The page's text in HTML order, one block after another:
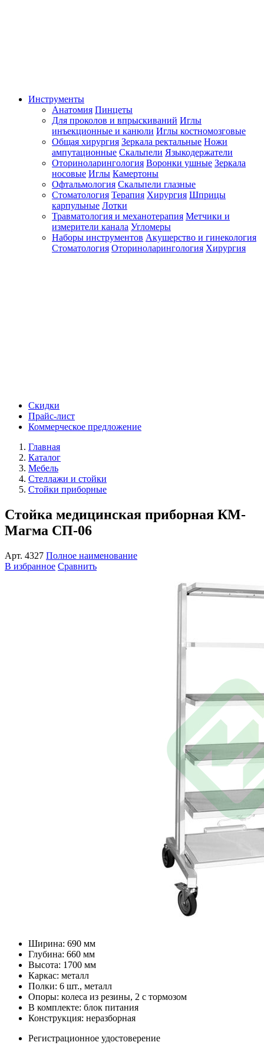
Инструменты
Анатомия Пинцеты
Для проколов и впрыскиваний Иглы
инъекционные и канюли Иглы костномозговые
Общая хирургия Зеркала ректальные Ножи
ампутационные Скальпели Языкодержатели
Оториноларингология Воронки ушные Зеркала
носовые Иглы Камертоны
Офтальмология Скальпели глазные
Стоматология Терапия Хирургия Шприцы
карпульные Лотки
Травматология и механотерапия Метчики и
измерители канала Угломеры
Наборы инструментов Акушерство и гинекология
Стоматология Оториноларингология Хирургия
Скидки
Прайс-лист
Коммерческое предложение
Главная
Каталог
Мебель
Стеллажи и стойки
Стойки приборные
Стойка медицинская приборная КМ-
Магма СП-06
Арт. 4327 Полное наименование
В избранное Сравнить
Ширина: 690 мм
Глубина: 660 мм
Высота: 1700 мм
Каркас: металл
Полки: 6 шт., металл
Опоры: колеса из резины, 2 с тормозом
В комплекте: блок питания
Конструкция: неразборная
Регистрационное удостоверение